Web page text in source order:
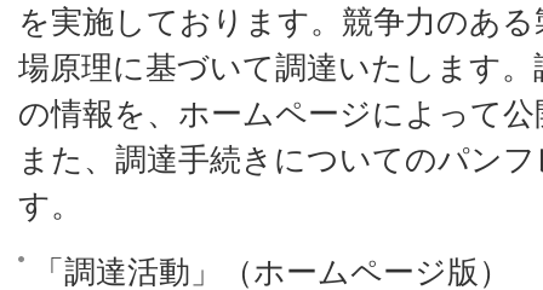
を実施しております。競争力のあ
場原理に基づいて調達いたします
の情報を、ホームページによって
また、調達手続きについてのパン
す。
「調達活動」（ホームページ版）